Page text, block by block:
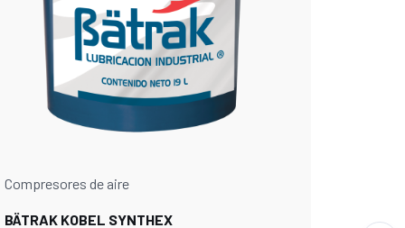
Compresores de aire
BÄTRAK KOBEL SYNTHEX